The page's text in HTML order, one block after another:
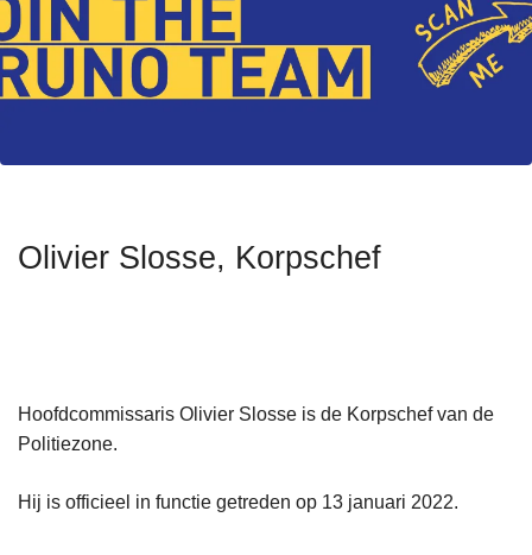
n
n
a
a
d
o
l
i
i
Olivier Slosse, Korpschef
Hoofdcommissaris Olivier Slosse is de Korpschef van de
Politiezone.
Hij is officieel in functie getreden op 13 januari 2022.